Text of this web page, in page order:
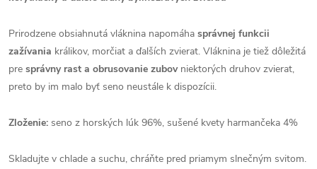
Prirodzene obsiahnutá vláknina napomáha správnej funkcii
zažívania králikov, morčiat a ďalších zvierat. Vláknina je tiež dôležitá
pre správny rast a obrusovanie zubovniektorých druhov zvierat,
preto by im malo byť seno neustále k dispozícii.
Zloženie: seno z horských lúk 96%, sušené kvety harmančeka 4%
Skladujte v chlade a suchu, chráňte pred priamym slnečným svitom.